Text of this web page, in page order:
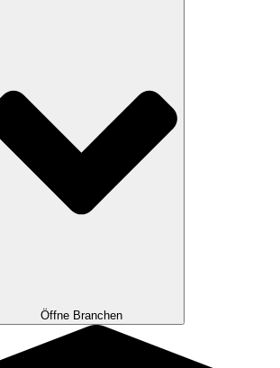
Öffne Branchen